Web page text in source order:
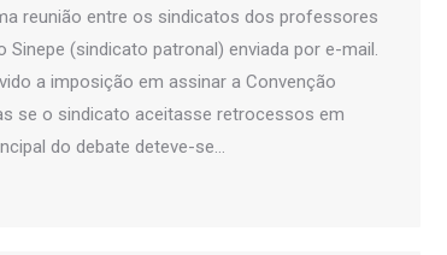
reunião entre os sindicatos dos professores
Sinepe (sindicato patronal) enviada por e-mail.
a imposição em assinar a Convenção
se o sindicato aceitasse retrocessos em
do debate deteve-se…